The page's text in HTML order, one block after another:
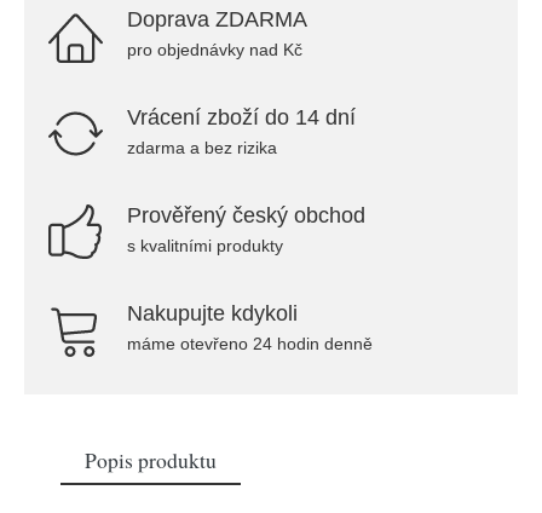
Doprava ZDARMA
pro objednávky nad Kč
Vrácení zboží do 14 dní
zdarma a bez rizika
Prověřený český obchod
s kvalitními produkty
Nakupujte kdykoli
máme otevřeno 24 hodin denně
Popis produktu